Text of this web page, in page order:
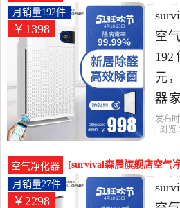
很
广
净化器家用除月销量192
￥1398
月销量192件
空
元
器
异
生
的
广
发布时
| 浏览
空气净化器
[survival森晨旗舰店空气
精灵智能空气月销量27件
￥2298
月销量27件